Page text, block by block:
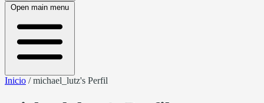
Open main menu
Inicio /michael_lutz's Perfil